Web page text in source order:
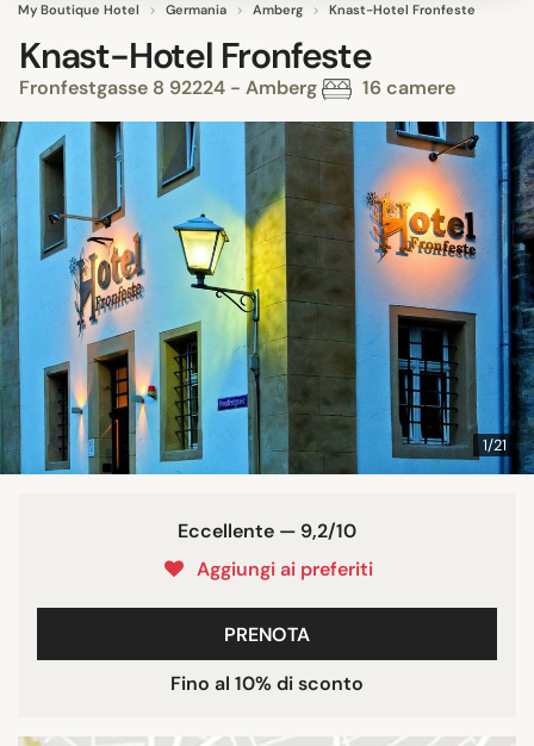
My Boutique Hotel Germania Amberg Knast-Hotel Fronfeste
Knast-Hotel Fronfeste
Fronfestgasse 8 92224 - Amberg 16 camere
1/21
Eccellente — 9,2/10
Aggiungi ai preferiti
PRENOTA
Fino al 10% di sconto